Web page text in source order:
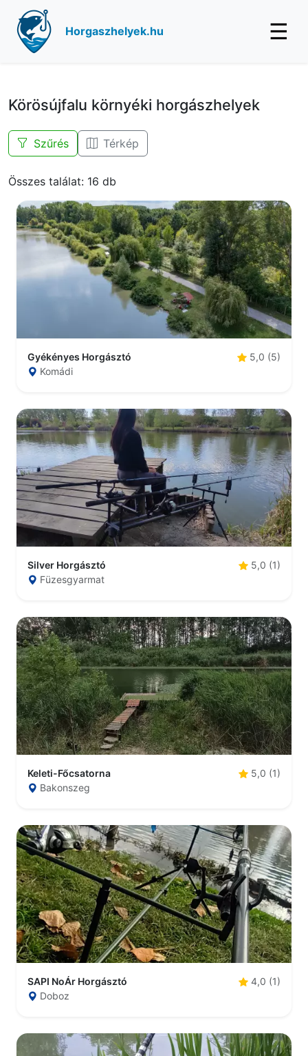
Horgaszhelyek.hu ☰
Körösújfalu környéki horgászhelyek
Szűrés Térkép
Összes találat: 16 db
Gyékényes Horgásztó
5,0 (5)
Komádi
Silver Horgásztó
5,0 (1)
Füzesgyarmat
Keleti-Főcsatorna
5,0 (1)
Bakonszeg
SAPI NoÁr Horgásztó
4,0 (1)
Doboz